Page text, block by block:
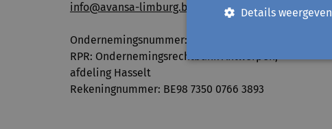
info@avansa-limburg.be
Ondernemingsnummer: ​0860.323.286
RPR: Ondernemingsrechtbank Antwerpen,
afdeling Hasselt
Rekeningnummer: BE98 7350 0766 3893
Details weergeven